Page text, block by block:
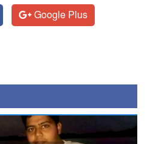
Google Plus